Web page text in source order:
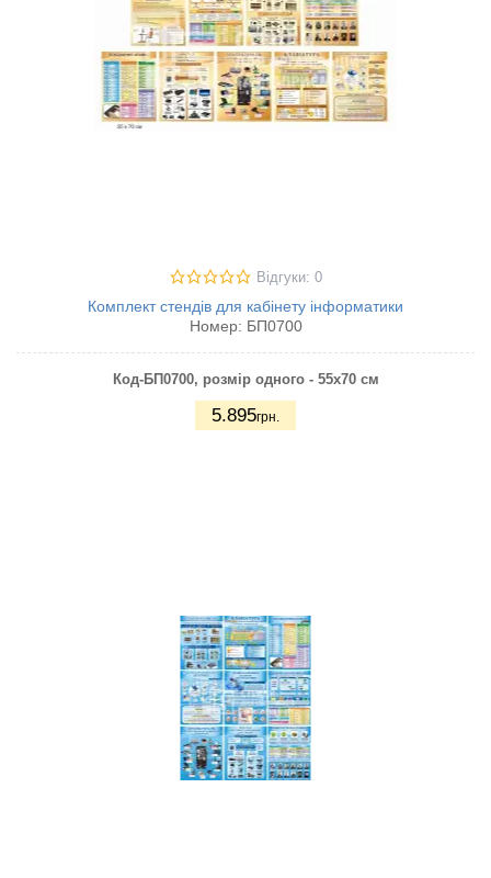
Відгуки: 0
Комплект стендів для кабінету інформатики
Номер: БП0700
Код-БП0700, розмір одного - 55х70 см
5.895грн.